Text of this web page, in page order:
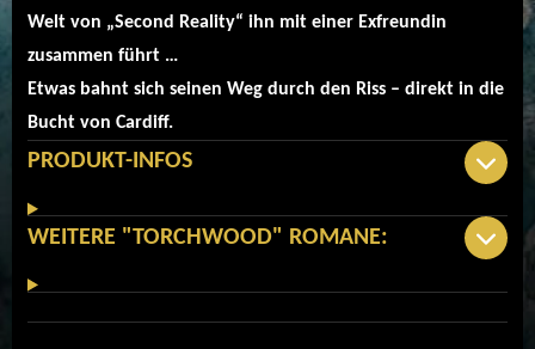
Welt von „Second Reality“ ihn mit einer Exfreundin
zusammen führt …
Etwas bahnt sich seinen Weg durch den Riss – direkt in die
Bucht von Cardiff.
PRODUKT-INFOS
WEITERE "TORCHWOOD" ROMANE: